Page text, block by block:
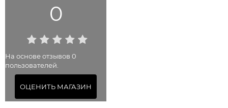
0
На основе отзывов 0
пользователей.
ОЦЕНИТЬ МАГАЗИН